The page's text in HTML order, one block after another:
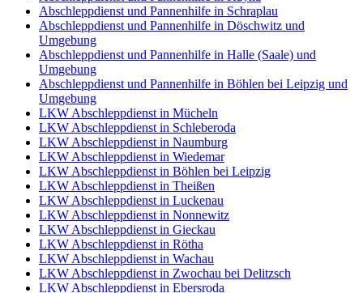
Abschleppdienst und Pannenhilfe in Schraplau
Abschleppdienst und Pannenhilfe in Döschwitz und
Umgebung
Abschleppdienst und Pannenhilfe in Halle (Saale) und
Umgebung
Abschleppdienst und Pannenhilfe in Böhlen bei Leipzig und
Umgebung
LKW Abschleppdienst in Mücheln
LKW Abschleppdienst in Schleberoda
LKW Abschleppdienst in Naumburg
LKW Abschleppdienst in Wiedemar
LKW Abschleppdienst in Böhlen bei Leipzig
LKW Abschleppdienst in Theißen
LKW Abschleppdienst in Luckenau
LKW Abschleppdienst in Nonnewitz
LKW Abschleppdienst in Gieckau
LKW Abschleppdienst in Rötha
LKW Abschleppdienst in Wachau
LKW Abschleppdienst in Zwochau bei Delitzsch
LKW Abschleppdienst in Ebersroda